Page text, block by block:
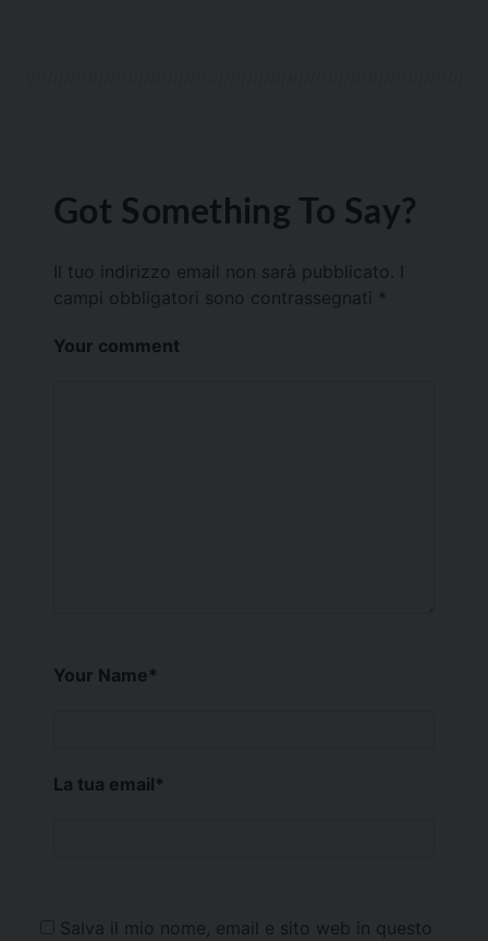
Got Something To Say?
Il tuo indirizzo email non sarà pubblicato.
campi obbligatori sono contrassegnati *
Your comment
Your Name*
La tua email*
Salva il mio nome, email e sito web in questo